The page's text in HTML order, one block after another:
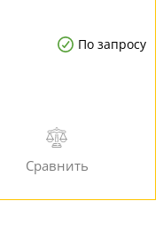
По запросу